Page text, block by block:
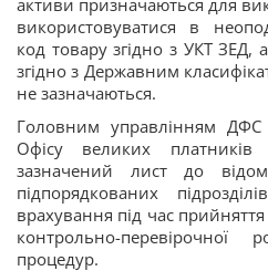
використовуватися в
код товару згідно з УКТ ЗЕД,
згідно з Державним
не зазначаються.
Головним управлінням
Офісу великих
зазначений лист до
підпорядкованих
врахування під час
контрольно-
процедур.